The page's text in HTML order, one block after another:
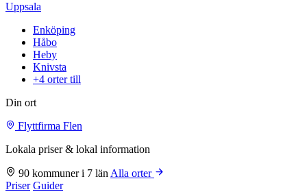
Uppsala
Enköping
Håbo
Heby
Knivsta
+4 orter till
Din ort
Flyttfirma Flen
Lokala priser & lokal information
90 kommuner i 7 län Alla orter
Priser Guider